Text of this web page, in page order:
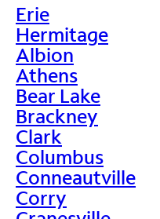
Erie
Hermitage
Albion
Athens
Bear Lake
Brackney
Clark
Columbus
Conneautville
Corry